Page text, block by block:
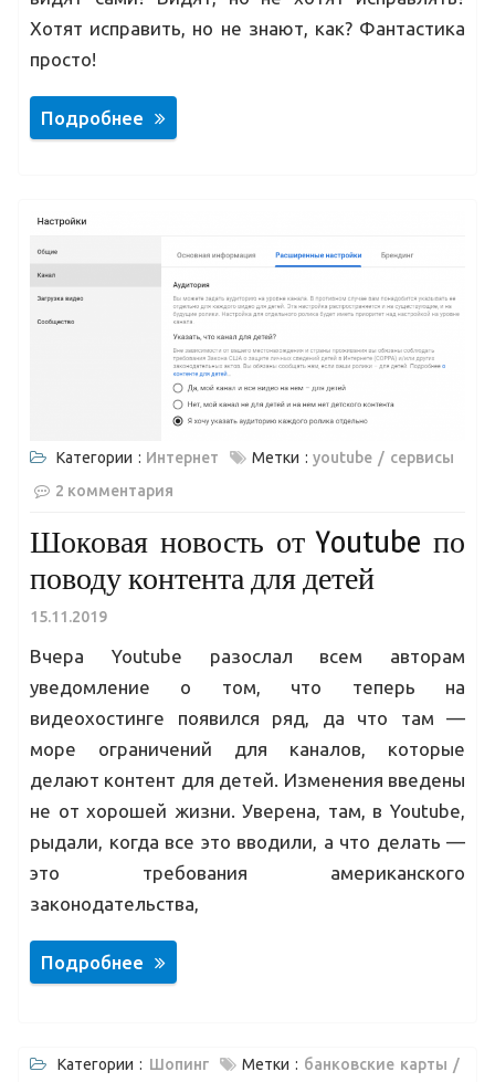
Хотят исправить, но не знают, как? Фантастика
просто!
Подробнее
Категории : Интернет Метки :youtube
сервисы
2 комментария
Шоковая новость от Youtube по
поводу контента для детей
15.11.2019
Вчера Youtube разослал всем авторам
уведомление о том, что теперь на
видеохостинге появился ряд, да что там —
море ограничений для каналов, которые
делают контент для детей. Изменения введены
не от хорошей жизни. Уверена, там, в Youtube,
рыдали, когда все это вводили, а что делать —
это требования американского
законодательства,
Подробнее
Категории : Шопинг Метки : банковские карты